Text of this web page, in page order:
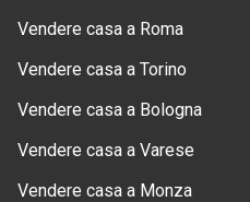
Vendere casa a Roma
Vendere casa a Torino
Vendere casa a Bologna
Vendere casa a Varese
Vendere casa a Monza